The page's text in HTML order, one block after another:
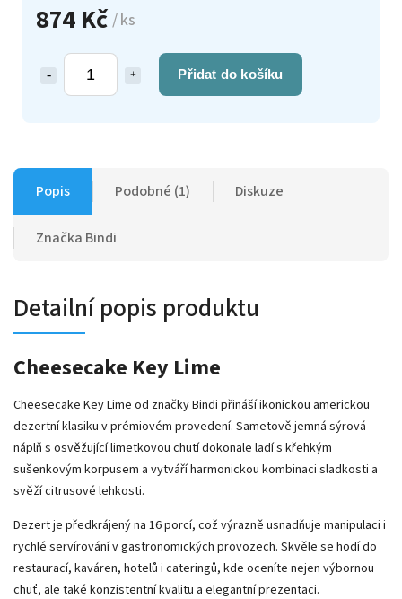
874 Kč / ks
Přidat do košíku
Popis Podobné (1) Diskuze
Značka Bindi
Detailní popis produktu
Cheesecake Key Lime
Cheesecake Key Lime od značkyBindi přináší ikonickou americkou
dezertní klasiku v prémiovém provedení. Sametově jemná sýrová
náplň s osvěžující limetkovou chutí dokonale ladí s křehkým
sušenkovým korpusem a vytváří harmonickou kombinaci sladkosti a
svěží citrusové lehkosti.
Dezert je předkrájený na 16 porcí, což výrazně usnadňuje manipulaci i
rychlé servírování v gastronomických provozech. Skvěle se hodí do
restaurací, kaváren, hotelů i cateringů, kde oceníte nejen výbornou
chuť, ale také konzistentní kvalitu a elegantní prezentaci.